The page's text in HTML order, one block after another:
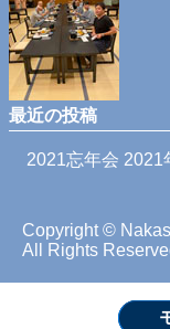
最近の投稿
2021忘年会 2021
Copyright ©
All Rights